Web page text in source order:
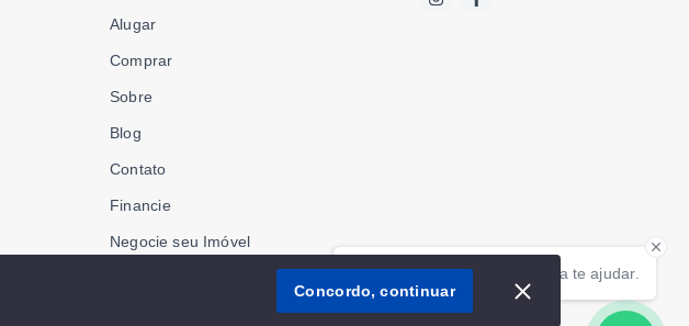
Olá! Estamos disponíveis para te ajudar.
Alugar
Comprar
Sobre
Blog
Contato
Financie
Negocie seu Imóvel
Concordo, continuar